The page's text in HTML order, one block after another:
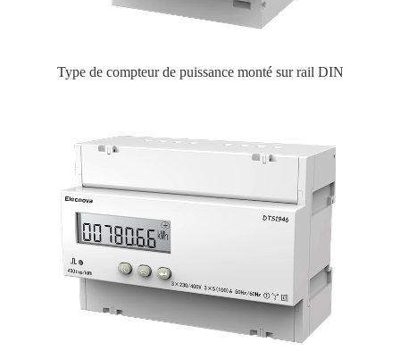
Type de compteur de puissance monté sur rail DIN